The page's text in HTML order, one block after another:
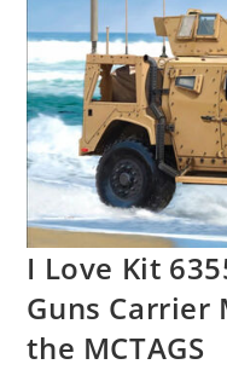
I Love Kit
Guns
the MCTAGS